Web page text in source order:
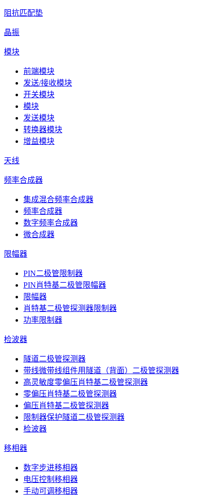
阻抗匹配垫
晶振
模块
前端模块
发送/接收模块
开关模块
模块
发送模块
转换器模块
增益模块
天线
频率合成器
集成混合频率合成器
频率合成器
数字频率合成器
微合成器
限幅器
PIN二极管限制器
PIN肖特基二极管限幅器
限幅器
肖特基二极管探测器限制器
功率限制器
检波器
隧道二极管探测器
带线微带线组件用隧道（背面）二极管探测器
高灵敏度零偏压肖特基二极管探测器
零偏压肖特基二极管探测器
偏压肖特基二极管探测器
限制器保护隧道二极管探测器
检波器
移相器
数字步进移相器
电压控制移相器
手动可调移相器